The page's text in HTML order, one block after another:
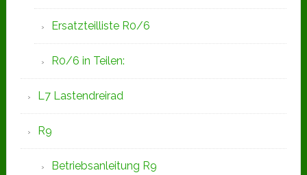
Ersatzteilliste R0/6
R0/6 in Teilen:
L7 Lastendreirad
R9
Betriebsanleitung R9